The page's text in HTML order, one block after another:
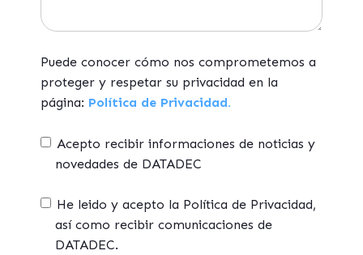
Puede conocer cómo nos comprometemos a
proteger y respetar su privacidad en la
página: Política de Privacidad.
Acepto recibir informaciones de noticias y
novedades de DATADEC
He leido y acepto la Política de Privacidad,
así como recibir comunicaciones de
DATADEC.